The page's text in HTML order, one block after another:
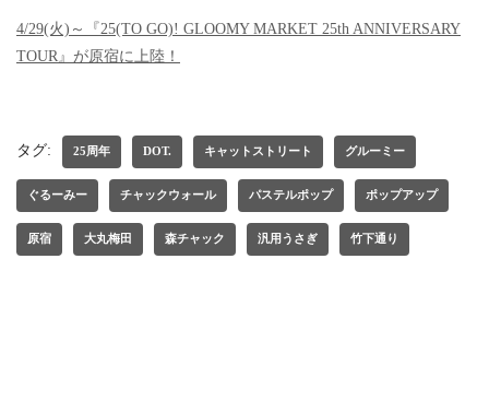
4/29(火)～『25(TO GO)! GLOOMY MARKET 25th ANNIVERSARY
TOUR』が原宿に上陸！
タグ: 25周年 DOT. キャットストリート グルーミー
ぐるーみー チャックウォール パステルポップ ポップアップ
原宿 大丸梅田 森チャック 汎用うさぎ 竹下通り